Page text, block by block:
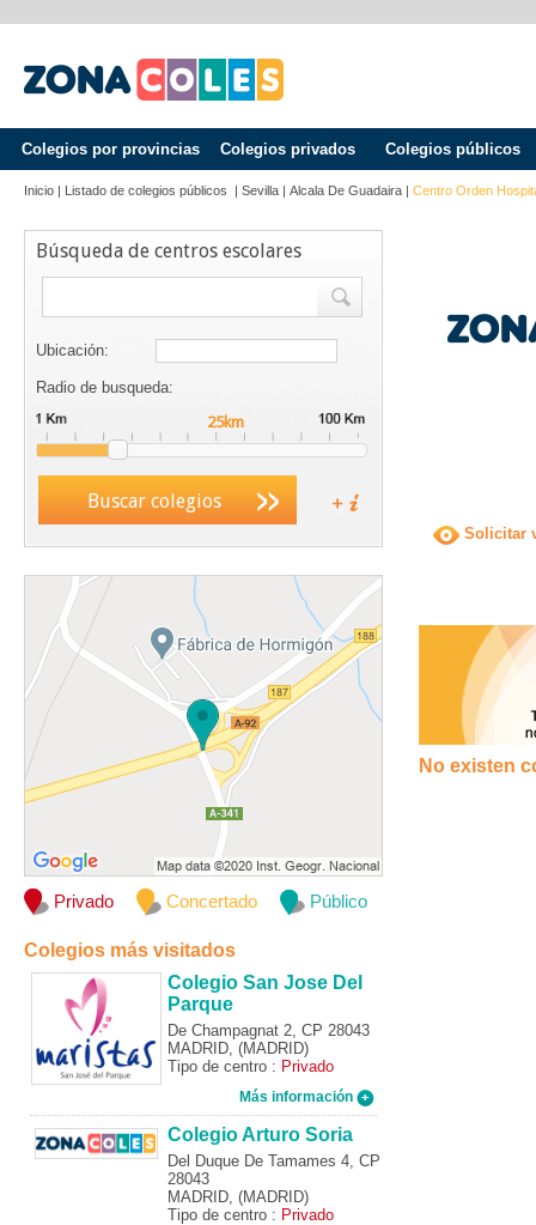
Colegios por provincias Colegios privados Colegios públicos
Inicio | Listado de colegios públicos | Sevilla | Alcala De Guadaira | Centro Orden
Búsqueda de centros escolares
Ubicación:
Radio de busqueda:
Buscar colegios
Privado Concertado Público
Colegios más visitados
Colegio San Jose Del
Parque
De Champagnat 2, CP 28043
MADRID, (MADRID)
Tipo de centro : Privado
Más información
Colegio Arturo Soria
Del Duque De Tamames 4, CP
28043
MADRID, (MADRID)
Tipo de centro : Privado
Solicitar
No existen